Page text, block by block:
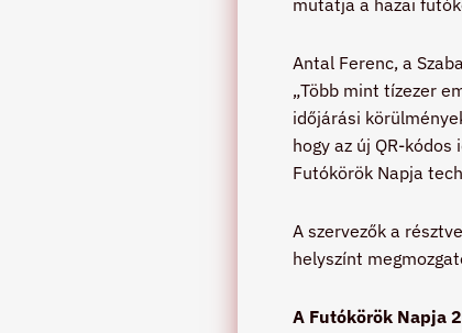
Antal Ferenc, a
„Több mint tízezer
időjárási
hogy az új QR-
Futókörök Napja
A szervezők a
helyszínt
A Futókörök Napja